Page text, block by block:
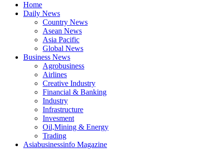
Home
Daily News
Country News
Asean News
Asia Pacific
Global News
Business News
Agrobusiness
Airlines
Creative Industry
Financial & Banking
Industry
Infrastructure
Invesment
Oil,Mining & Energy
Trading
Asiabusinessinfo Magazine